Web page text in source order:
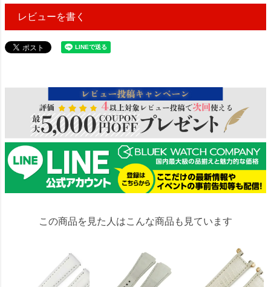
レビューを書く
この商品を見た人はこんな商品も見ています